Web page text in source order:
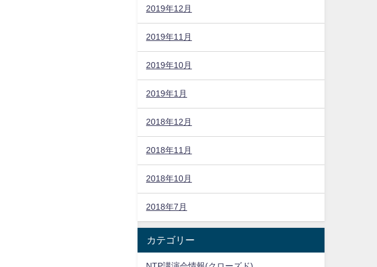
2019年12月
2019年11月
2019年10月
2019年1月
2018年12月
2018年11月
2018年10月
2018年7月
カテゴリー